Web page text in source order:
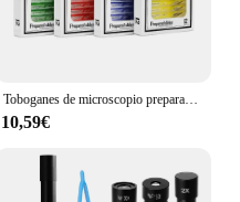
Toboganes de microscopio preparado para niños, animales de plástico, insectos, plantas, flores, especímenes de muestra para estudiantes, niños
10,59€